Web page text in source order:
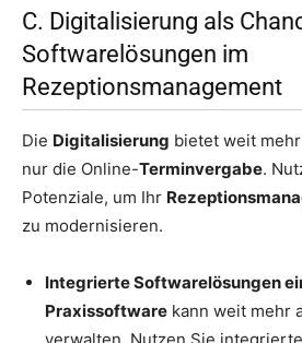
C. Digitalisierung als
Softwarelösungen im
Rezeptionsmanagement
Die Digitalisierung bietet weit
nur die Online-Terminvergabe.
Potenziale, um Ihr
zu modernisieren.
Integrierte Softwarelösungen
Praxissoftware kann weit mehr